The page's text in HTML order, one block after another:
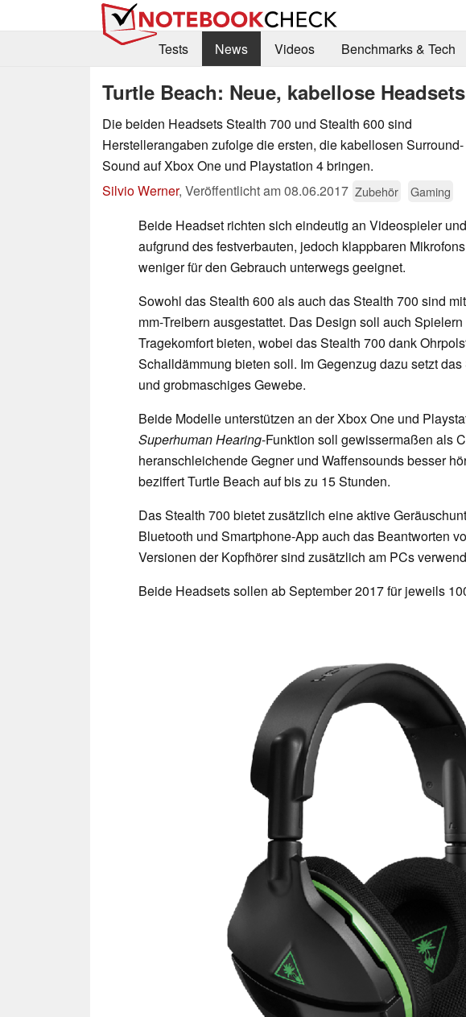
Tests
News Videos Benchmarks & Tech
Turtle Beach: Neue, kabellose
Die beiden Headsets Stealth 700 und Stealth 600 sind
Herstellerangaben zufolge die ersten, die kabellosen Surround-
Sound auf Xbox One und Playstation 4 bringen.
Silvio Werner, Veröffentlicht am08.06.2017 Zubehör Gaming
Beide Headset richten sich eindeutig an Videospieler
aufgrund des festverbauten, jedoch klappbaren
weniger für den Gebrauch unterwegs geeignet.
Sowohl das Stealth 600 als auch das Stealth 700 sind
mm-Treibern ausgestattet. Das Design soll auch
Tragekomfort bieten, wobei das Stealth 700 dank
Schalldämmung bieten soll. Im Gegenzug dazu setzt
und grobmaschiges Gewebe.
Beide Modelle unterstützen an der Xbox One und
Superhuman Hearing-Funktion soll gewissermaßen als
heranschleichende Gegner und Waffensounds besser
beziffert Turtle Beach auf bis zu 15 Stunden.
Das Stealth 700 bietet zusätzlich eine aktive
Bluetooth und Smartphone-App auch das Beantworten
Versionen der Kopfhörer sind zusätzlich am PCs
Beide Headsets sollen ab September 2017 für jeweils